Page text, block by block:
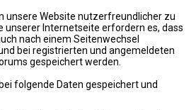
unsere Website nutzerfreundlicher zu
unserer Internetseite erfordern es, dass
nach einem Seitenwechsel
bei registrierten und angemeldeten
gespeichert werden.
folgende Daten gespeichert und